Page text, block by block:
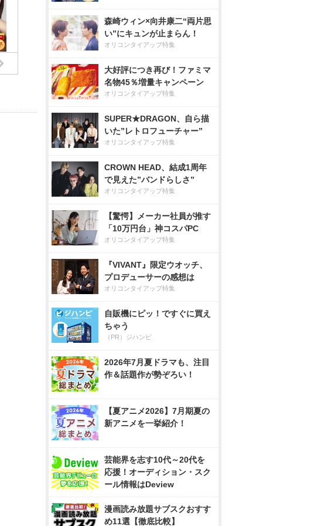
森崎ウィン×向井康二“両片思
い”にキュンが止まらん！
オリコンタイアップ特集
大好評につき再び！ファミマ
名物45％増量キャンペーン
オリコンタイアップ特集
SUPER★DRAGON、自ら描
いた”レトロフューチャー”
オリコンタイアップ特集
CROWN HEAD、結成1周年
で見えた”バンドらしさ”
オリコンタイアップ特集
【驚愕】メーカー社員が推す
「10万円台」神コスパPC
オリコンタイアップ特集
『VIVANT』限定ウオッチ、
プロデューサーの感想は
オリコンタイアップ特集
自販機にピッ！ですぐに買え
ちゃう
（PR）ジハンピ
2026年7月夏ドラマも、注目
作＆話題作が勢ぞろい！
【夏アニメ2026】7月期夏の
新アニメを一挙紹介！
芸能界を志す10代～20代を
応援！オーディション・スク
ール情報はDeview
漫画読み放題サブスクおすす
め11選【徹底比較】